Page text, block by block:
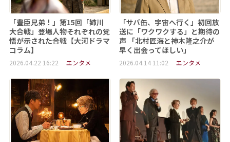
「豊臣兄弟！」第15回「姉川
大合戦」登場人物それぞれの覚
悟が示された合戦【大河ドラマ
コラム】
2026.04.22 16:22 エンタメ
「サバ缶、宇宙へ行く」初回放
送に「ワクワクする」と期待の
声 「北村匠海と神木隆之介が
早く出会ってほしい」
2026.04.14 11:02 エンタメ